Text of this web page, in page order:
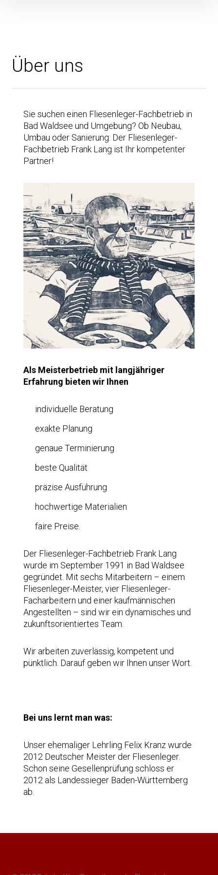
Über uns
Sie suchen einen Fliesenleger-Fachbetrieb in
Bad Waldsee und Umgebung? Ob Neubau,
Umbau oder Sanierung: Der Fliesenleger-
Fachbetrieb Frank Lang ist Ihr kompetenter
Partner!
Als Meisterbetrieb mit langjähriger
Erfahrung bieten wir Ihnen
individuelle Beratung
exakte Planung
genaue Terminierung
beste Qualität
präzise Ausführung
hochwertige Materialien
faire Preise.
Der Fliesenleger-Fachbetrieb Frank Lang
wurde im September 1991 in Bad Waldsee
gegründet. Mit sechs Mitarbeitern – einem
Fliesenleger-Meister, vier Fliesenleger-
Facharbeitern und einer kaufmännischen
Angestellten – sind wir ein dynamisches und
zukunftsorientiertes Team.
Wir arbeiten zuverlässig, kompetent und
pünktlich. Darauf geben wir Ihnen unser Wort.
Bei uns lernt man was:
Unser ehemaliger Lehrling Felix Kranz wurde
2012 Deutscher Meister der Fliesenleger.
Schon seine Gesellenprüfung schloss er
2012 als Landessieger Baden-Württemberg
ab.